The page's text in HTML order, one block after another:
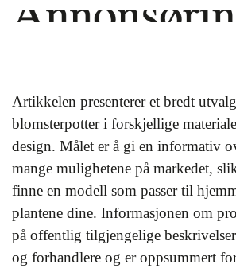
Artikkelen presenterer et bredt
blomsterpotter i forskjellige
design. Målet er å gi en informativ
mange mulighetene på markedet,
finne en modell som passer til
plantene dine. Informasjonen om
på offentlig tilgjengelige
og forhandlere og er oppsummert